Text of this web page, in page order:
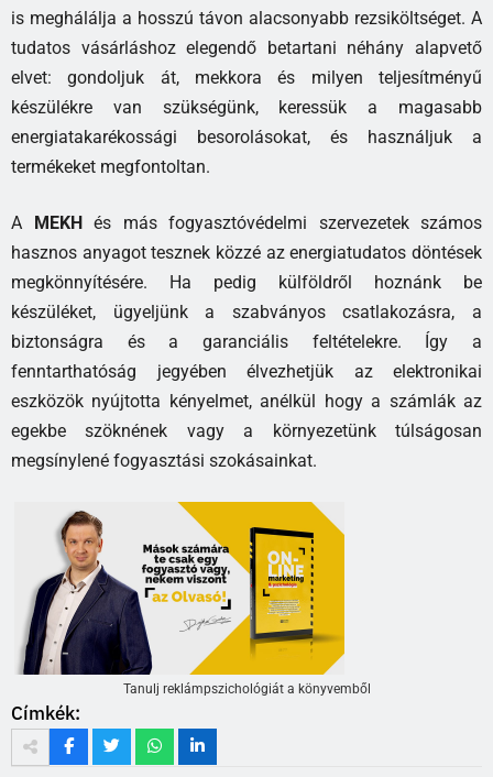
is meghálálja a hosszú távon alacsonyabb rezsiköltséget. A
tudatos vásárláshoz elegendő betartani néhány alapvető
elvet: gondoljuk át, mekkora és milyen teljesítményű
készülékre van szükségünk, keressük a magasabb
energiatakarékossági besorolásokat, és használjuk a
termékeket megfontoltan.
A MEKHés más fogyasztóvédelmi szervezetek számos
hasznos anyagot tesznek közzé az energiatudatos döntések
megkönnyítésére. Ha pedig külföldről hoznánk be
készüléket, ügyeljünk a szabványos csatlakozásra, a
biztonságra és a garanciális feltételekre. Így a
fenntarthatóság jegyében élvezhetjük az elektronikai
eszközök nyújtotta kényelmet, anélkül hogy a számlák az
egekbe szöknének vagy a környezetünk túlságosan
megsínylené fogyasztási szokásainkat.
Tanulj reklámpszichológiát a könyvemből
Címkék: